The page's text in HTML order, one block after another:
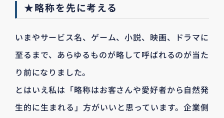
★略称を先に考える
いまやサービス名、ゲーム、小説、映画、ドラマに
至るまで、あらゆるものが略して呼ばれるのが当た
り前になりました。
とはいえ私は「略称はお客さんや愛好者から自然発
生的に生まれる」方がいいと思っています。企業側